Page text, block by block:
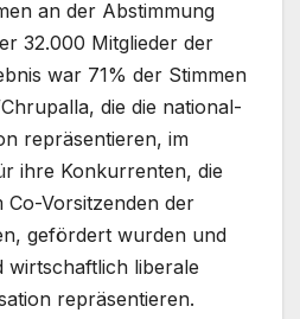
an der Abstimmung
32.000 Mitglieder der
war 71% der Stimmen
die die national-
repräsentieren, im
ihre Konkurrenten, die
Co-Vorsitzenden der
gefördert wurden und
wirtschaftlich liberale
repräsentieren.